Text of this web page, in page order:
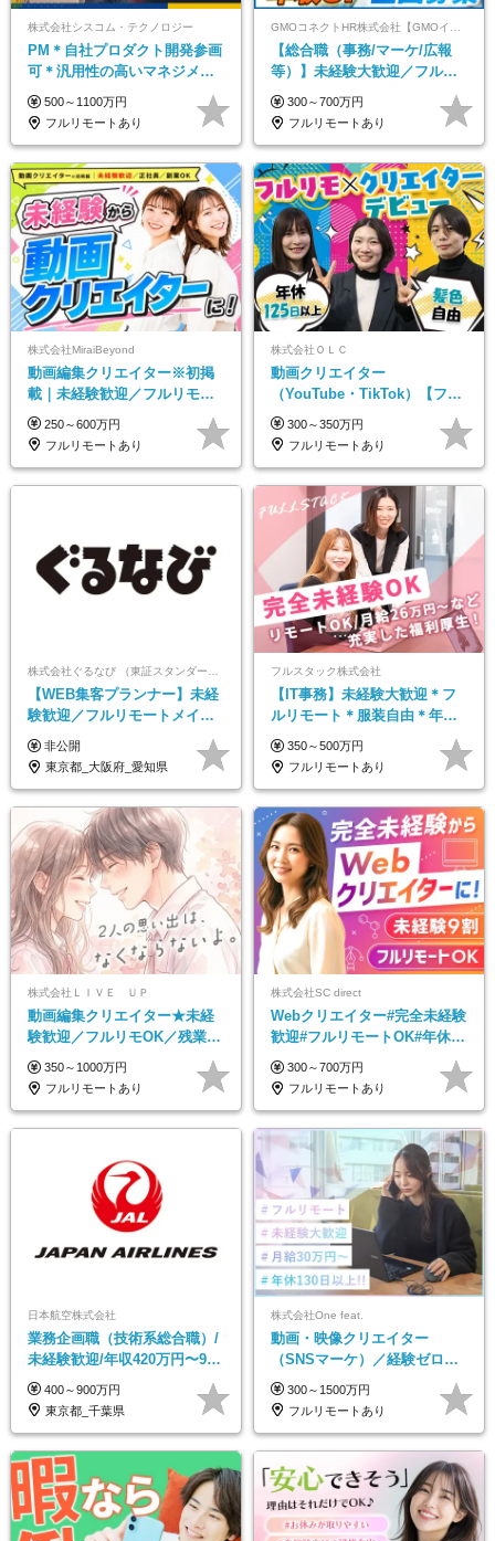
株式会社シスコム・テクノロジー
PM＊自社プロダクト開発参画
可＊汎用性の高いマネジメン
トスキル＊年収1000万以上可
500～1100万円
フルリモートあり
GMOコネクトHR株式会社【GMOインターネットグループ】
【総合職（事務/マーケ/広報
等）】未経験大歓迎／フルリ
モ可で全国募集！年収アップ
多数★年休最大130日★
300～700万円
フルリモートあり
株式会社MiraiBeyond
動画編集クリエイター※初掲
載｜未経験歓迎／フルリモー
トOK／副業OK
250～600万円
フルリモートあり
株式会社ＯＬＣ
動画クリエイター
（YouTube・TikTok）【フレ
ックス/フルリモ】未経験OK
｜Web研修1年間｜副業OK
300～350万円
フルリモートあり
【WEB集客プランナー】未経
験歓迎／フルリモートメイン
／プライム上場／土日祝休み
／東京・大阪・名古屋
非公開
東京都_大阪府_愛知県
フルスタック株式会社
【IT事務】未経験大歓迎＊フ
ルリモート＊服装自由＊年休
125日以上＊残業なし＊月給26
万円以上
350～500万円
フルリモートあり
株式会社ＬＩＶＥ ＵＰ
動画編集クリエイター★未経
験歓迎／フルリモOK／残業な
し／年間休日125日／髪・服・
ネイル自由／研修充実で安心
350～1000万円
フルリモートあり
株式会社SC direct
Webクリエイター#完全未経験
歓迎#フルリモートOK#年休
130日#残業月5h以下#全国募
集#最大1年の研修
300～700万円
フルリモートあり
日本航空株式会社
業務企画職（技術系総合職）/
未経験歓迎/年収420万円〜900
万円/リモートフレックス可
400～900万円
東京都_千葉県
株式会社One feat.
動画・映像クリエイター
（SNSマーケ）／経験ゼロか
ら一流へ／フルリモートOK／
月給30万円～／年休130日以上
300～1500万円
フルリモートあり